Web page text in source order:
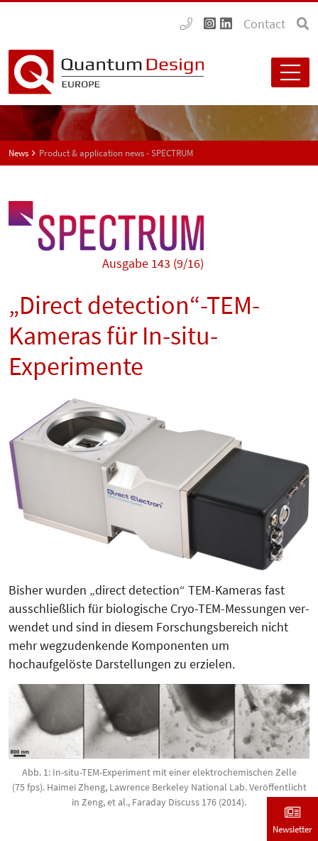
Contact
News Product & application news - SPECTRUM
Ausgabe 143 (9/16)
„Direct detection“-TEM-
Kameras für In-situ-
Experimente
Bisher wurden „direct detection“ TEM-Kameras fast
ausschließlich für biologische Cryo-TEM-Messungen ver­­
wen­det und sind in diesem For­schungs­bereich nicht
mehr wegzudenkende Komponenten um
hochaufgelöste Darstellungen zu erzielen.
Abb. 1: In-situ-TEM-Experiment mit einer elektrochemischen Zelle
(75 fps). Haimei Zheng, Lawrence Berkeley National Lab. Veröffentlicht
in Zeng, et al., Faraday Discuss 176 (2014).
Newsletter